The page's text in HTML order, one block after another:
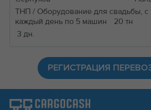
ТНП / Оборудование для свадьбы, с
каждый день по 5 машин
20 тн
3 дн.
РЕГИСТРАЦИЯ